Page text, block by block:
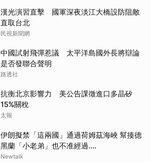
漢光演習直擊 國軍深夜淡江大橋設防阻敵
直取台北
民視新聞網
中國試射飛彈惹議 太平洋島國外長將辯論
是否發聯合聲明
路透社
抗衡北京影響力 美公告課徵進口多晶矽
15%關稅
太報
伊朗擬禁「這兩國」通過荷姆茲海峽 幫揍德
黑蘭「小老弟」也不准經過....
Newtalk